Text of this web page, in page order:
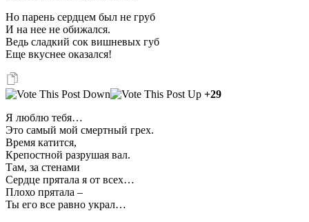
Но парень сердцем был не груб
И на нее не обижался.
Ведь сладкий сок вишневых губ
Еще вкуснее оказался!
+29
Я люблю тебя…
Это самый мой смертный грех.
Время катится,
Крепостной разрушая вал.
Там, за стенами
Сердце прятала я от всех…
Плохо прятала –
Ты его все равно украл…